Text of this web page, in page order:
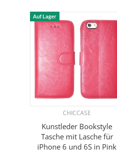
Auf Lager
CHICCASE
Kunstleder Bookstyle
Tasche mit Lasche für
iPhone 6 und 6S in Pink